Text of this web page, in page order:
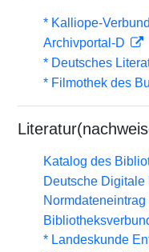
* Kalliope-Verbund
Archivportal-D
* Deutsches
* Filmothek des
Katalog des
Deutsche
* Landeskunde